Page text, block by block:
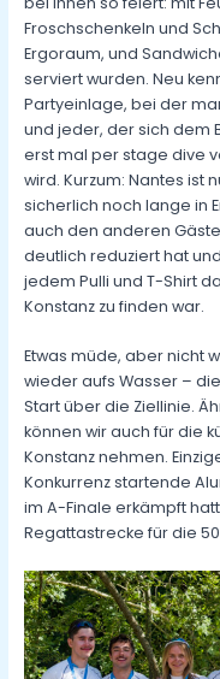
Froschschenkeln und
Ergoraum, und
serviert wurden. Neu
Partyeinlage, bei der
und jeder, der sich dem
erst mal per stage dive
wird. Kurzum: Nantes ist
sicherlich noch lange in
auch den anderen
deutlich reduziert hat
jedem Pulli und T-Shirt
Konstanz zu finden war.
Etwas müde, aber nicht
wieder aufs Wasser –
Start über die Ziellinie.
können wir auch für die
Konstanz nehmen.
Konkurrenz startende
im A-Finale erkämpft
Regattastrecke für die